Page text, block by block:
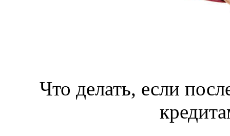
Что делать, если